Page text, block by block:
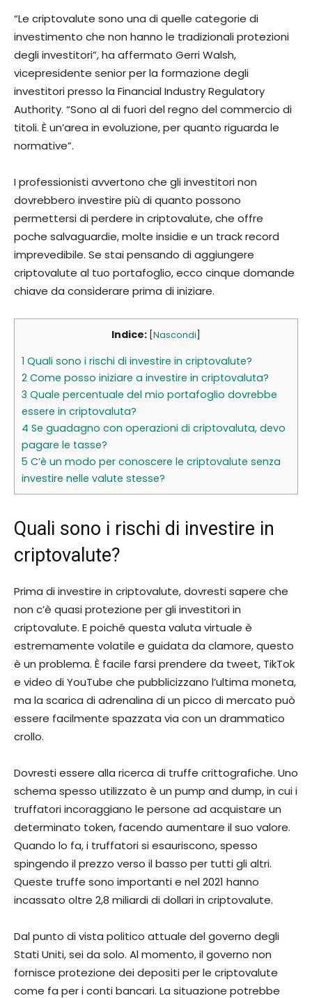
“Le criptovalute sono una di quelle categorie di
investimento che non hanno le tradizionali protezioni
degli investitori”, ha affermato Gerri Walsh,
vicepresidente senior per la formazione degli
investitori presso la Financial Industry Regulatory
Authority. “Sono al di fuori del regno del commercio di
titoli. È un’area in evoluzione, per quanto riguarda le
normative”.
I professionisti avvertono che gli investitori non
dovrebbero investire più di quanto possono
permettersi di perdere in criptovalute, che offre
poche salvaguardie, molte insidie ​​e un track record
imprevedibile. Se stai pensando di aggiungere
criptovalute al tuo portafoglio, ecco cinque domande
chiave da considerare prima di iniziare.
Indice: Nascondi
1 Quali sono i rischi di investire in criptovalute?
2 Come posso iniziare a investire in criptovaluta?
3 Quale percentuale del mio portafoglio dovrebbe
essere in criptovaluta?
4 Se guadagno con operazioni di criptovaluta, devo
pagare le tasse?
5 C’è un modo per conoscere le criptovalute senza
investire nelle valute stesse?
Quali sono i rischi di investire in
criptovalute?
Prima di investire in criptovalute, dovresti sapere che
non c’è quasi protezione per gli investitori in
criptovalute. E poiché questa valuta virtuale è
estremamente volatile e guidata da clamore, questo
è un problema. È facile farsi prendere da tweet, TikTok
e video di YouTube che pubblicizzano l’ultima moneta,
ma la scarica di adrenalina di un picco di mercato può
essere facilmente spazzata via con un drammatico
crollo.
Dovresti essere alla ricerca di truffe crittografiche. Uno
schema spesso utilizzato è un pump and dump, in cui i
truffatori incoraggiano le persone ad acquistare un
determinato token, facendo aumentare il suo valore.
Quando lo fa, i truffatori si esauriscono, spesso
spingendo il prezzo verso il basso per tutti gli altri.
Queste truffe sono importanti e nel 2021 hanno
incassato oltre 2,8 miliardi di dollari in criptovalute.
Dal punto di vista politico attuale del governo degli
Stati Uniti, sei da solo. Al momento, il governo non
fornisce protezione dei depositi per le criptovalute
come fa per i conti bancari. La situazione potrebbe